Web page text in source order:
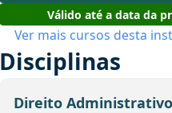
Válido até a data da
Ver mais cursos desta
Disciplinas
Direito Administrativo